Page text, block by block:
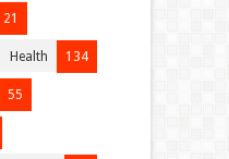
21
Health 134
55